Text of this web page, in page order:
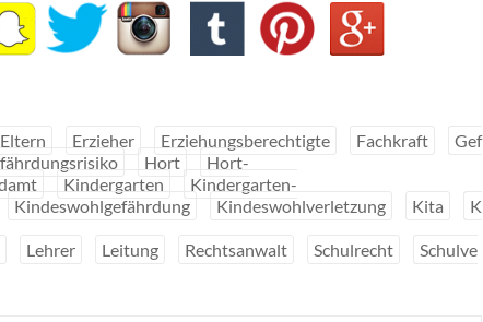
Eltern Erzieher Erziehungsberechtigte Fachkraft
Gef
Hort
Hort-
Kindergarten
Kindergarten-
Kindeswohlgefährdung Kindeswohlverletzung Kita
K
Lehrer Leitung Rechtsanwalt Schulrecht
Schulve